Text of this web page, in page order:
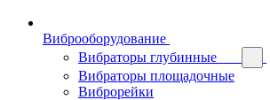
Виброоборудование
Вибраторы глубинные
Вибраторы площадочные
Виброрейки